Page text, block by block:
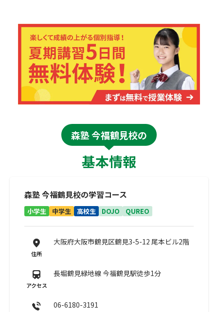
森塾 今福鶴見校の
基本情報
森塾 今福鶴見校の学習コース
小学生 中学生 高校生 DOJO QUREO
住所
大阪府大阪市鶴見区鶴見3-5-12 尾本ビル2階
アクセス
長堀鶴見緑地線 今福鶴見駅徒歩1分
06-6180-3191